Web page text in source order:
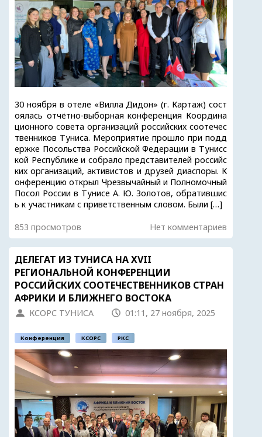
30 ноября в отеле «Вилла Дидон» (г. Картаж) сост
оялась отчётно-выборная конференция Координа
ционного совета организаций российских соотечес
твенников Туниса. Мероприятие прошло при подд
ержке Посольства Российской Федерации в Тунисс
кой Республике и собрало представителей российс
ких организаций, активистов и друзей диаспоры. К
онференцию открыл Чрезвычайный и Полномочный
Посол России в Тунисе А. Ю. Золотов, обратившис
ь к участникам с приветственным словом. Были […]
853 просмотров Нет комментариев
ДЕЛЕГАТ ИЗ ТУНИСА НА XVII
РЕГИОНАЛЬНОЙ КОНФЕРЕНЦИИ
РОССИЙСКИХ СООТЕЧЕСТВЕННИКОВ СТРАН
АФРИКИ И БЛИЖНЕГО ВОСТОКА
КСОРС ТУНИСА 01:11, 27 ноября, 2025
Конференция КСОРС РКС